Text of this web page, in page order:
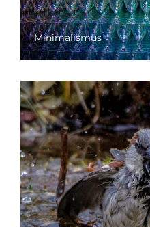
Minimalismus